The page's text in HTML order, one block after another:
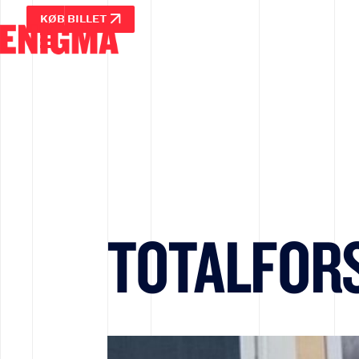
KØB BILLET